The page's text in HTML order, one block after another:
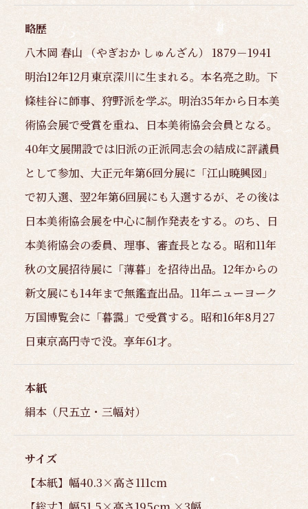
略歴
八木岡 春山 （やぎおか しゅんざん） 1879－1941
明治12年12月東京深川に生まれる。本名亮之助。下
條桂谷に師事、狩野派を学ぶ。明治35年から日本美
術協会展で受賞を重ね、日本美術協会会員となる。
40年文展開設では旧派の正派同志会の結成に評議員
として参加、大正元年第6回分展に「江山暁興図」
で初入選、翌2年第6回展にも入選するが、その後は
日本美術協会展を中心に制作発表をする。のち、日
本美術協会の委員、理事、審査長となる。昭和11年
秋の文展招待展に「薄暮」を招待出品。12年からの
新文展にも14年まで無鑑査出品。11年ニューヨーク
万国博覧会に「暮靄」で受賞する。昭和16年8月27
日東京高円寺で没。享年61才。
本紙
絹本（尺五立・三幅対）
サイズ
【本紙】幅40.3×高さ111cm